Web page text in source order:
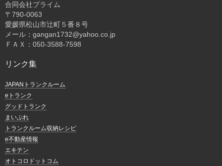
合同会社プライム
〒 790-0063
愛媛県松山市辻町５番８号
メール：gangan1732@yahoo.co.jp
ＦＡＸ：050-3588-7598
リンク集
JAPANトランクルーム
eトランク
グッドトランク
まいぷれ
トランクルーム収納レシピ
e不動産情報
エキテン
オトコロドットコム